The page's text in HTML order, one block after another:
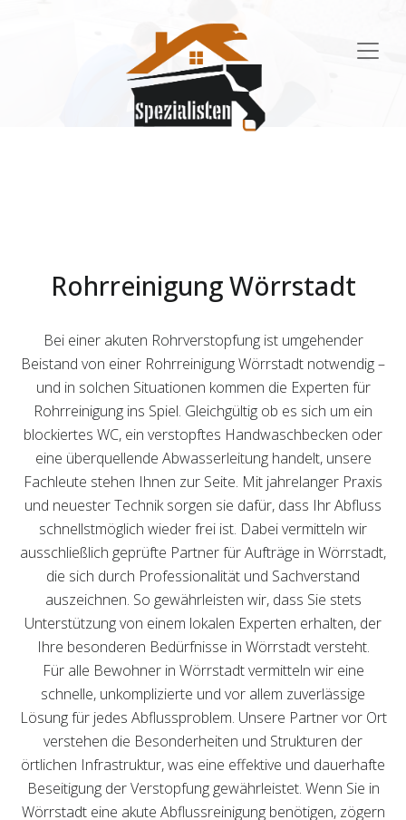
Rohrreinigung Wörrstadt
Bei einer akuten Rohrverstopfung ist umgehender
Beistand von einer Rohrreinigung Wörrstadt notwendig –
und in solchen Situationen kommen die Experten für
Rohrreinigung ins Spiel. Gleichgültig ob es sich um ein
blockiertes WC, ein verstopftes Handwaschbecken oder
eine überquellende Abwasserleitung handelt, unsere
Fachleute stehen Ihnen zur Seite. Mit jahrelanger Praxis
und neuester Technik sorgen sie dafür, dass Ihr Abfluss
schnellstmöglich wieder frei ist. Dabei vermitteln wir
ausschließlich geprüfte Partner für Aufträge in Wörrstadt,
die sich durch Professionalität und Sachverstand
auszeichnen. So gewährleisten wir, dass Sie stets
Unterstützung von einem lokalen Experten erhalten, der
Ihre besonderen Bedürfnisse in Wörrstadt versteht.
Für alle Bewohner in Wörrstadt vermitteln wir eine
schnelle, unkomplizierte und vor allem zuverlässige
Lösung für jedes Abflussproblem. Unsere Partner vor Ort
verstehen die Besonderheiten und Strukturen der
örtlichen Infrastruktur, was eine effektive und dauerhafte
Beseitigung der Verstopfung gewährleistet. Wenn Sie in
Wörrstadt eine akute Abflussreinigung benötigen, zögern